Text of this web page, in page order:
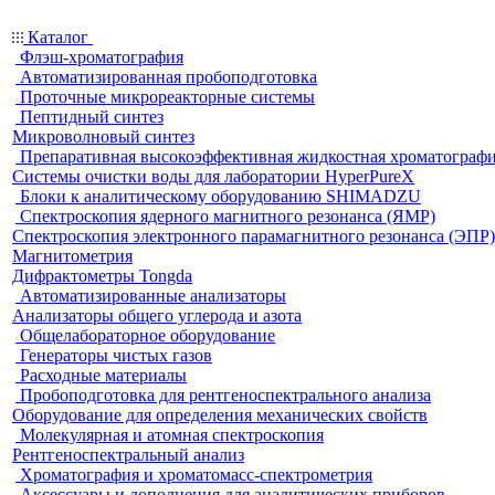
Каталог
Флэш-хроматография
Автоматизированная пробоподготовка
Проточные микрореакторные системы
Пептидный синтез
Микроволновый синтез
Препаративная высокоэффективная жидкостная
Системы очистки воды для лаборатории HyperPureX
Блоки к аналитическому оборудованию SHIMADZU
Спектроскопия ядерного магнитного резонанса (ЯМР)
Спектроскопия электронного парамагнитного резонанса (ЭПР)
Магнитометрия
Дифрактометры Tongda
Автоматизированные анализаторы
Анализаторы общего углерода и азота
Общелабораторное оборудование
Генераторы чистых газов
Расходные материалы
Пробоподготовка для рентгеноспектрального анализа
Оборудование для определения механических свойств
Молекулярная и атомная спектроскопия
Рентгеноспектральный анализ
Хроматография и хроматомасс-спектрометрия